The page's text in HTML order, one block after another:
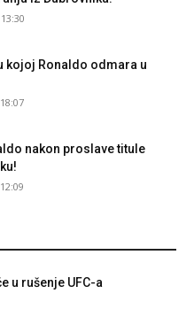
kojoj Ronaldo odmara u
nakon proslave titule
u rušenje UFC-a